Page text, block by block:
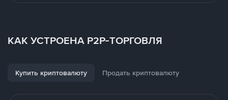
КАК УСТРОЕНА P2P-ТОРГОВЛЯ
Купить криптовалюту Продать криптовалюту